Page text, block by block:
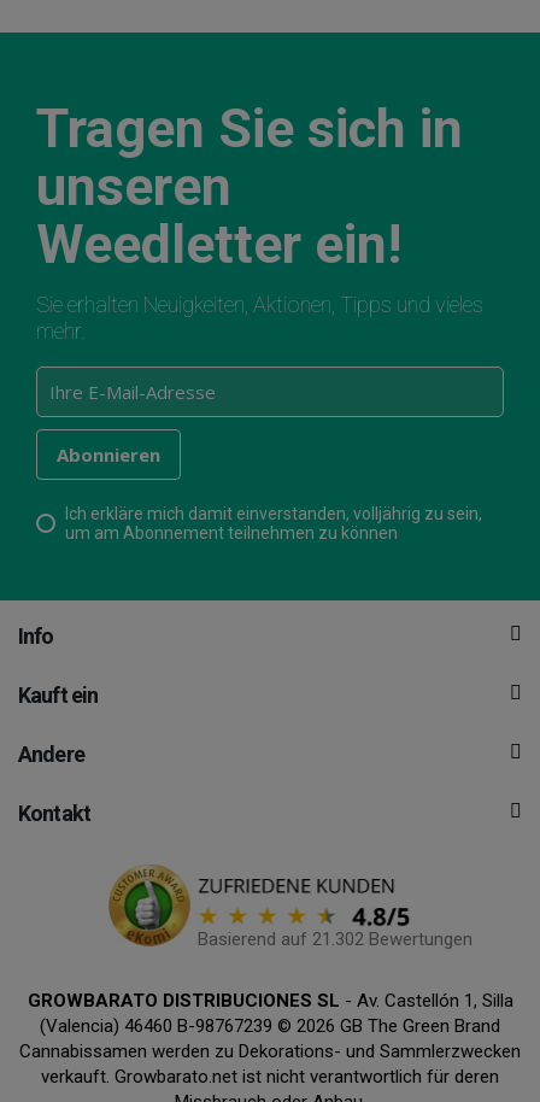
Tragen Sie sich in
unseren
Weedletter ein!
Sie erhalten Neuigkeiten, Aktionen, Tipps und vieles
mehr.
Ich erkläre mich damit einverstanden, volljährig zu sein,
um am Abonnement teilnehmen zu können
Info
Kauft ein
Andere
Kontakt
Basierend auf 21.302 Bewertungen
GROWBARATO DISTRIBUCIONES SL - Av. Castellón 1, Silla
(Valencia) 46460 B-98767239 © 2026 GB The Green Brand
Cannabissamen werden zu Dekorations- und Sammlerzwecken
verkauft. Growbarato.net ist nicht verantwortlich für deren